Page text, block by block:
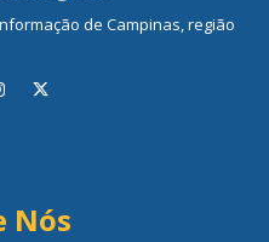
de Campinas, região
Nós